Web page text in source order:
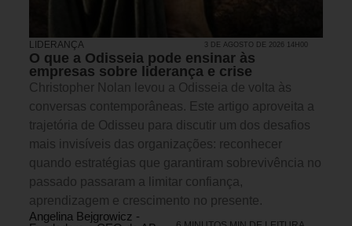
LIDERANÇA 3 DE AGOSTO DE 2026 14H00
O que a Odisseia pode ensinar às
empresas sobre liderança e crise
Christopher Nolan levou a Odisseia de volta às
conversas contemporâneas. Este artigo aproveita a
trajetória de Odisseu para discutir um dos desafios
mais invisíveis das organizações: reconhecer
quando estratégias que garantiram sobrevivência no
passado passaram a limitar confiança,
aprendizagem e crescimento no presente.
Angelina Bejgrowicz -